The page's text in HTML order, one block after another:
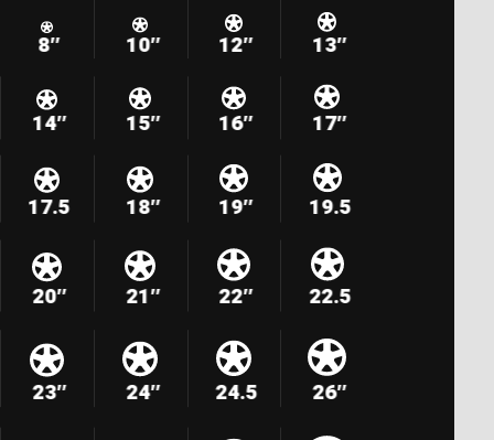
8″ 10″ 12″ 13″
14″ 15″ 16″ 17″
17.5 18″ 19″ 19.5
20″ 21″ 22″ 22.5
23″ 24″ 24.5 26″